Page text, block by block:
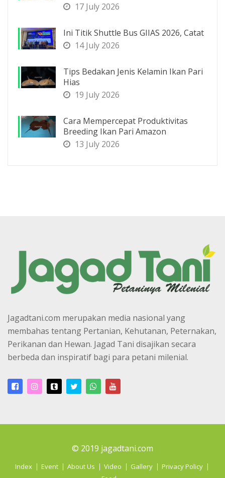
17 July 2026
Ini Titik Shuttle Bus GIIAS 2026, Catat
14 July 2026
Tips Bedakan Jenis Kelamin Ikan Pari
Hias
19 July 2026
Cara Mempercepat Produktivitas
Breeding Ikan Pari Amazon
13 July 2026
Jagadtani.com merupakan media nasional yang
membahas tentang Pertanian, Kehutanan, Peternakan,
Perikanan dan Hewan. Jagad Tani disajikan secara
berbeda dan inspiratif bagi para petani milenial.
© 2019 jagadtani.com
Index Event About Us Video Gallery
Privacy Policy